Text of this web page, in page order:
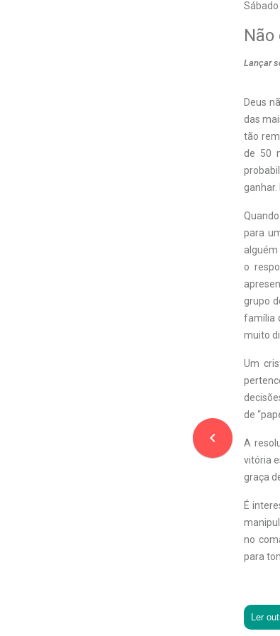
Sábado
navigate_before
Lançar
Deus
das
tão
de 50
ganhar.
para
alguém
o
grupo
família
muito
Um
de
A
vitória
graça
É
no
para
Ler